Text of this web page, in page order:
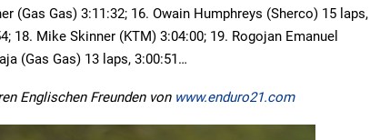
(Gas Gas) 3:11:32; 16. Owain Humphreys (Sherco) 15 laps,
18. Mike Skinner (KTM) 3:04:00; 19. Rogojan Emanuel
(Gas Gas) 13 laps, 3:00:51…
Englischen Freunden von www.enduro21.com